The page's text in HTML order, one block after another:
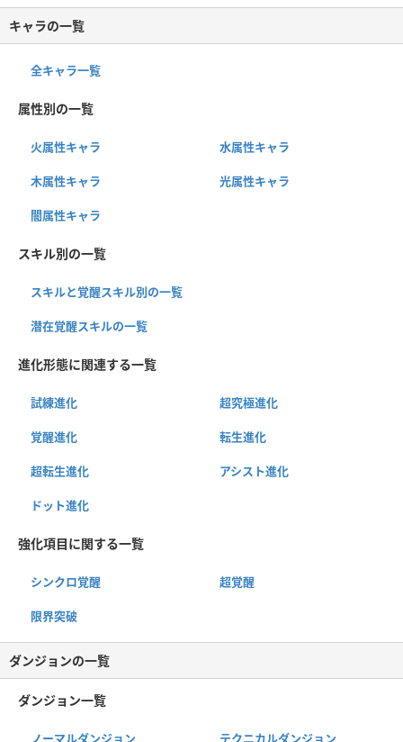
キャラの一覧
全キャラ一覧
属性別の一覧
火属性キャラ 水属性キャラ
木属性キャラ 光属性キャラ
闇属性キャラ
スキル別の一覧
スキルと覚醒スキル別の一覧
潜在覚醒スキルの一覧
進化形態に関連する一覧
試練進化 超究極進化
覚醒進化 転生進化
超転生進化 アシスト進化
ドット進化
強化項目に関する一覧
シンクロ覚醒 超覚醒
限界突破
ダンジョンの一覧
ダンジョン一覧
ノーマルダンジョン テクニカルダンジョン